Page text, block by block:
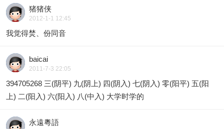
猪猪侠
2012-1-1 12:45
我觉得焚、份同音
baicai
2011-7-3 22:05
394705268 三(阴平) 九(阴上) 四(阴入) 七(阴入) 零(阳平) 五(阳
上) 二(阳入) 六(阳入) 八(中入) 大学时学的
永遠粵語